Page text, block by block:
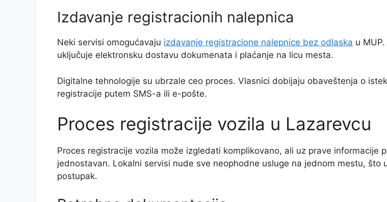
Izdavanje registracionih nalepnica
Neki servisi omogućavaju izdavanje registracione nalepnice bez odlaska u
uključuje elektronsku dostavu dokumenata i plaćanje na licu mesta.
Digitalne tehnologije su ubrzale ceo proces. Vlasnici dobijaju obaveštenja o
registracije putem SMS-a ili e-pošte.
Proces registracije vozila u Lazarevcu
Proces registracije vozila može izgledati komplikovano, ali uz prave informacije
jednostavan. Lokalni servisi nude sve neophodne usluge na jednom mestu, što
postupak.